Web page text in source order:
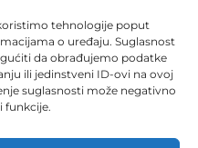
tehnologije poput
o uređaju. Suglasnost
da obrađujemo podatke
ili jedinstveni ID-ovi na ovoj
suglasnosti može negativno
funkcije.
sapun za
i pranje
ljuskaste
ruku i tijela